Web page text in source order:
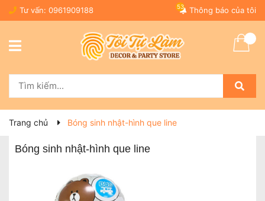
Tư vấn: 0961909188 Thông báo của tôi
53
Trang chủ Bóng sinh nhật-hình que line
Bóng sinh nhật-hình que line